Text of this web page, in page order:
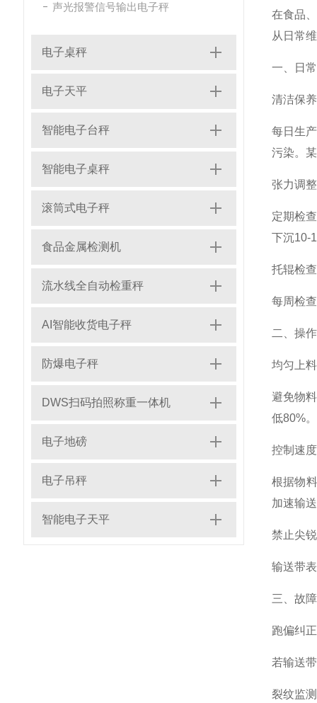
声光报警信号输出电子秤
电子桌秤
电子天平
智能电子台秤
智能电子桌秤
滚筒式电子秤
食品金属检测机
流水线全自动检重秤
AI智能收货电子秤
防爆电子秤
DWS扫码拍照称重一体机
电子地磅
电子吊秤
智能电子天平
在食品
从日常
一、日
清洁保养
每日生
污染。
张力调整
定期检
下沉10-
托辊检查
每周检
二、操
均匀上料
避免物
低80%。
控制速度
根据物
加速输
禁止尖
输送带
三、故
跑偏纠正
若输送
裂纹监测